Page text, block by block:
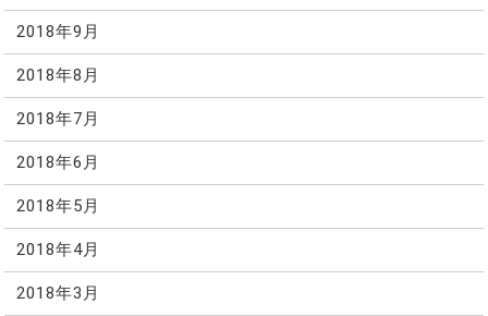
2018年9月
2018年8月
2018年7月
2018年6月
2018年5月
2018年4月
2018年3月